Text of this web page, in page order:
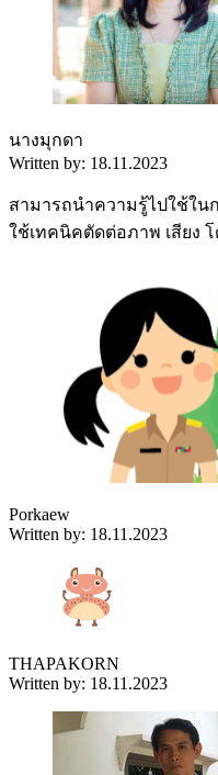
นางมุกดา
Written by: 18.11.2023
สามารถนำความรู้ไปใช้ใน
ใช้เทคนิคตัดต่อภาพ เสียง โ
Porkaew
Written by: 18.11.2023
THAPAKORN
Written by: 18.11.2023